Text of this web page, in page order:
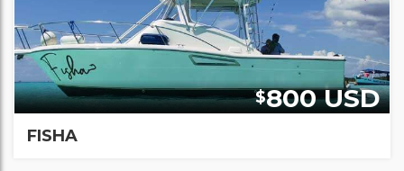
$800 USD
FISHA